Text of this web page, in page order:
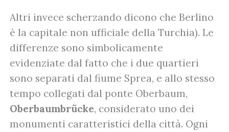
Altri invece scherzando dicono che Berlino
è la capitale non ufficiale della Turchia). Le
differenze sono simbolicamente
evidenziate dal fatto che i due quartieri
sono separati dal fiume Sprea, e allo stesso
tempo collegati dal ponte Oberbaum,
Oberbaumbrücke, considerato uno dei
monumenti caratteristici della città. Ogni